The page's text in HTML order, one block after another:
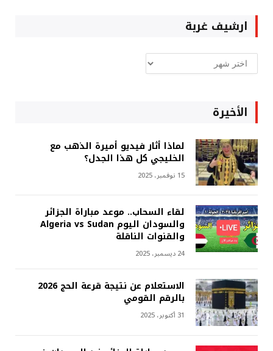
ارشيف غربة
ارشيف
غربة
الأخيرة
لماذا أثار فيديو أميرة الذهب مع
الخليجي كل هذا الجدل؟
15 نوفمبر، 2025
لقاء السحاب.. موعد مباراة الجزائر
والسودان اليوم Algeria vs Sudan
والقنوات الناقلة
24 ديسمبر، 2025
الاستعلام عن نتيجة قرعة الحج 2026
بالرقم القومي
31 أكتوبر، 2025